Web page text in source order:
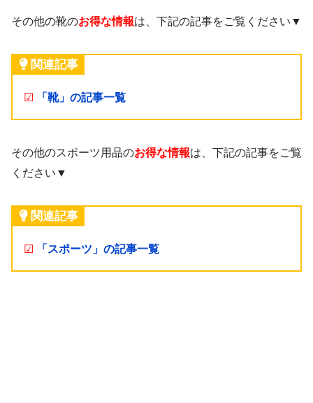
その他の靴のお得な情報は、下記の記事をご覧ください▼
関連記事
☑ 「靴」の記事一覧
その他のスポーツ用品のお得な情報は、下記の記事をご覧
ください▼
関連記事
☑ 「スポーツ」の記事一覧